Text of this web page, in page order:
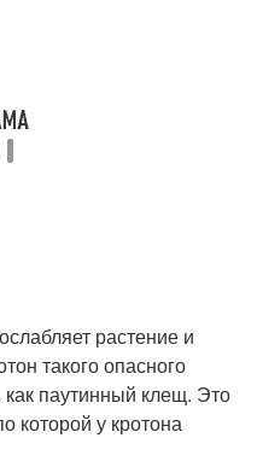
растение и
такого опасного
как паутинный клещ. Это
которой у кротона